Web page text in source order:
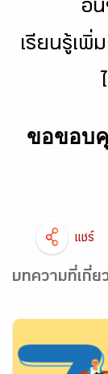
อื่น
เรียนรู้เพิ่
ขอขอบ
แชร์
บทความที่เกี่ย